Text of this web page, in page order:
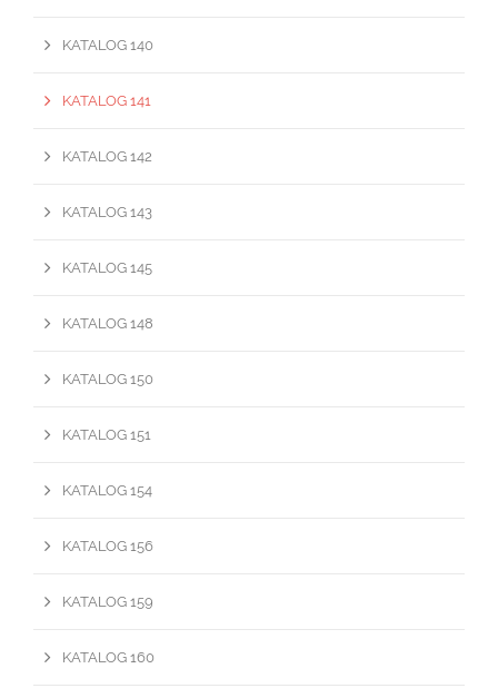
KATALOG 140
KATALOG 141
KATALOG 142
KATALOG 143
KATALOG 145
KATALOG 148
KATALOG 150
KATALOG 151
KATALOG 154
KATALOG 156
KATALOG 159
KATALOG 160